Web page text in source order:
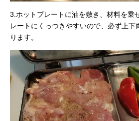
3.ホットプレートに油を敷き、材料を乗
レートにくっつきやすいので、必ず上下
ります。